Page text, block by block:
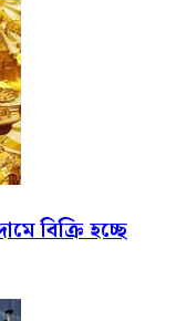
বিক্রি হচ্ছে